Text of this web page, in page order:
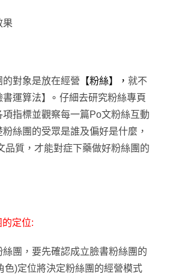
的對象是放在經營 【粉絲】 ， 就不
書運算法】
∘ 仔細去研究粉絲專頁
項指標並觀察每一篇Po文粉絲互動
粉絲團的受眾是誰及偏好是什麼 ，
品質 ， 才能對症下藥做好粉絲團的
的定位:
團，要先確認成立臉書粉絲團的
色)定位將決定粉絲團的經營模式